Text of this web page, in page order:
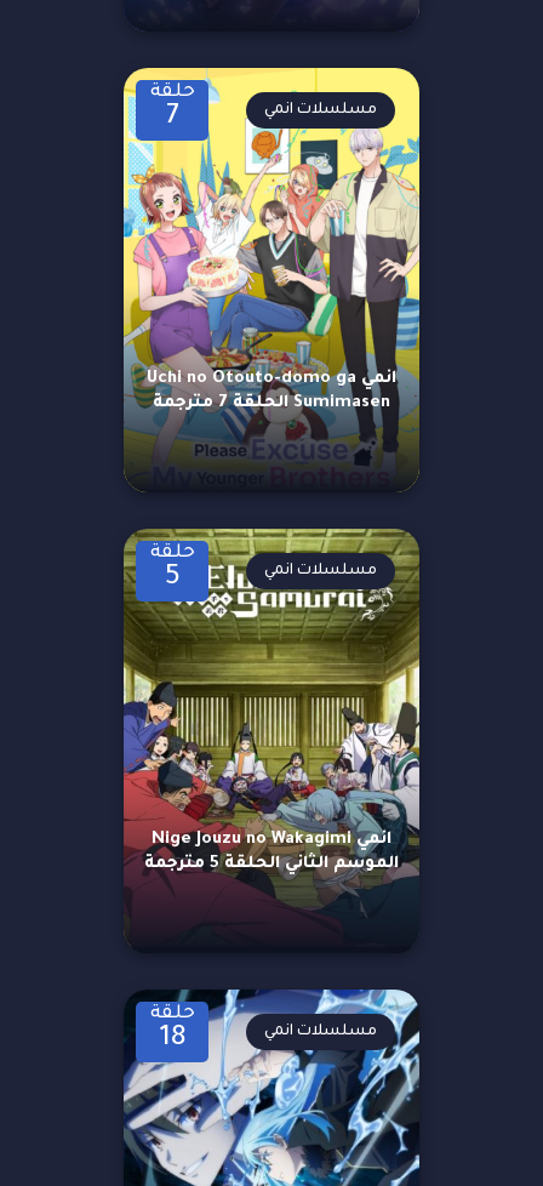
حلقة
7
انمي Uchi no Otouto-domo ga
Sumimasen الحلقة 7 مترجمة
مسلسلات انمي
حلقة
5
انمي Nige Jouzu no Wakagimi
الموسم الثاني الحلقة 5 مترجمة
مسلسلات انمي
حلقة
18 مسلسلات انمي